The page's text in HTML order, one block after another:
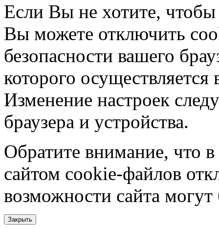
Если Вы не хотите,
Вы можете отключить
безопасности вашего
которого
Изменение настроек
браузера и устройства.
Обратите внимание, что в
сайтом cookie-файлов
возможности сайта
Закрыть